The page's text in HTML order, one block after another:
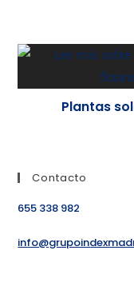
Plantas
Contacto
655 338 982